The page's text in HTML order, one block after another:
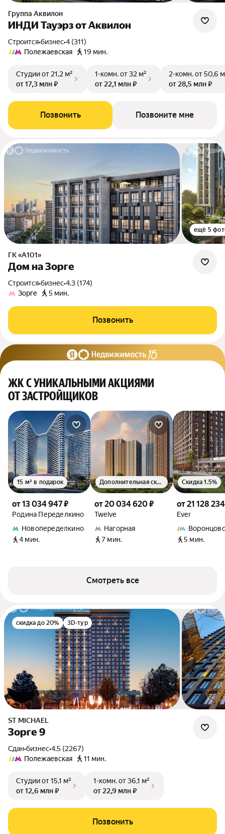
Группа Аквилон
ИНДИ Тауэрз от Аквилон
Строится•бизнес•4 (311)
Полежаевская
19 мин.
Студииот 21,2 м²
от 17,3 млн ₽
1-комн.от 32 м²
от 22,1 млн ₽
2-комн.от 50,6
от 28,5 млн ₽
Позвонить Позвоните мне
ещё 5
ГК «А101»
Дом на Зорге
Строится•бизнес•4.3 (174)
Зорге
5 мин.
Позвонить
ЖК С УНИКАЛЬНЫМИ АКЦИЯМИ
ОТ ЗАСТРОЙЩИКОВ
от 13 034 947 ₽
Родина Переделкино
Новопеределкино
4 мин.
15 м² в подарок
от 20 034 620 ₽
Twelve
Нагорная
7 мин.
Дополнительная скидка 1.5%
от 21 128
Ever
5 мин.
Скидка 1.5%
Смотреть все
скидка до 20% 3D-тур
ST MICHAEL
Зорге 9
Сдан•бизнес•4.5 (2267)
Полежаевская
11 мин.
Студииот 15,1 м²
от 12,6 млн ₽
1-комн.от 36,1 м²
от 22,9 млн ₽
Позвонить